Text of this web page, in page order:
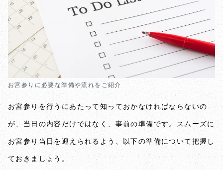
お宮参りに必要な準備や流れをご紹介
お宮参りを行うにあたって知っておかなければならないの
が、当日の内容だけではなく、事前の準備です。スムーズに
お宮参り当日を迎えられるよう、以下の準備について把握し
ておきましょう。